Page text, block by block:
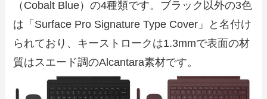
（Cobalt Blue）の4種類です。ブラック以外の3色
は「Surface Pro Signature Type Cover」と名付け
られており、キーストロークは1.3mmで表面の材
質はスエード調のAlcantara素材です。